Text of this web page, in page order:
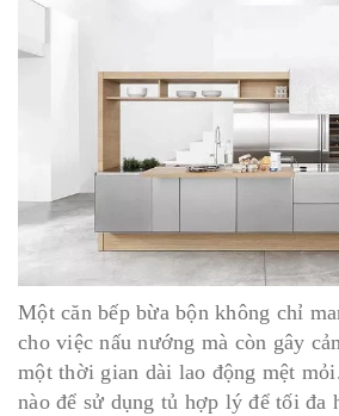
Một căn bếp bừa bộn không chỉ
cho việc nấu nướng mà còn gây
một thời gian dài lao động mệt
nào để sử dụng tủ hợp lý để tối đa